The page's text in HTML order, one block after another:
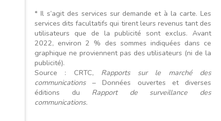
* Il s’agit des services sur demande et à la carte. Les
services dits facultatifs qui tirent leurs revenus tant des
utilisateurs que de la publicité sont exclus. Avant
2022, environ 2 % des sommes indiquées dans ce
graphique ne proviennent pas des utilisateurs (ni de la
publicité).
Source : CRTC, Rapports sur le marché des
communications– Données ouvertes et diverses
éditions du Rapport de surveillance des
communications.